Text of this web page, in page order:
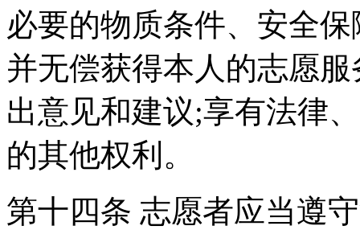
必要的物质条件、安全
并无偿获得本人的志愿
出意见和建议;享有法律
的其他权利。
第十四条 志愿者应当遵